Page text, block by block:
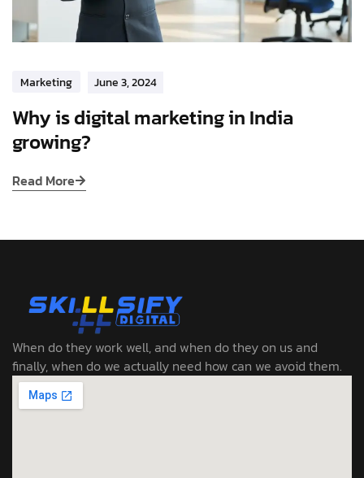
Marketing June 3, 2024
Why is digital marketing in India
growing?
Read More
When do they work well, and when do they on us and
finally, when do we actually need how can we avoid them.